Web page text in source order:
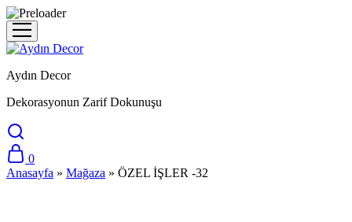
Aydın Decor
Dekorasyonun Zarif Dokunuşu
0
Anasayfa » Mağaza » ÖZEL İŞLER -32